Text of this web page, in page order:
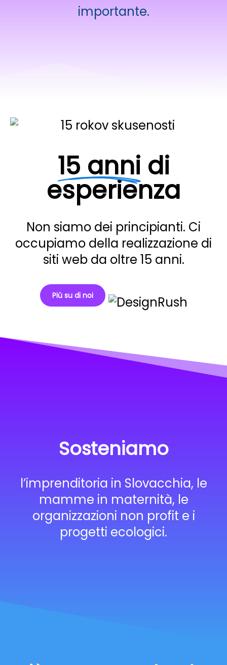
importante.
15 anni di
esperienza
Non siamo dei principianti. Ci
occupiamo della realizzazione di
siti web da oltre 15 anni.
Più su di noi
Sosteniamo
l’imprenditoria in Slovacchia, le
mamme in maternità, le
organizzazioni non profit e i
progetti ecologici.